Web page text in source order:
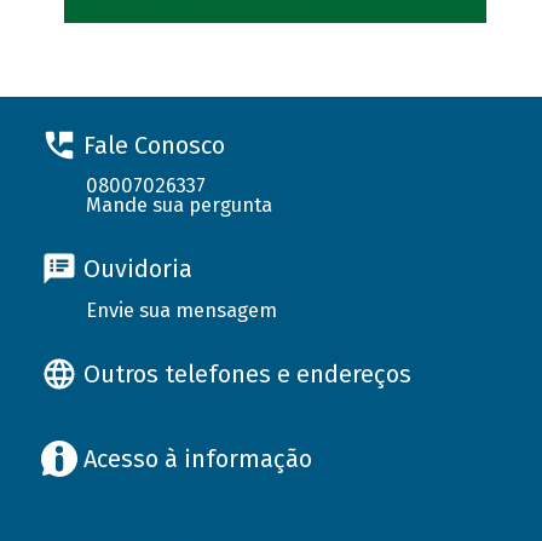
Fale Conosco
08007026337
Mande sua pergunta
Ouvidoria
Envie sua mensagem
Outros telefones e endereços
Acesso à informação